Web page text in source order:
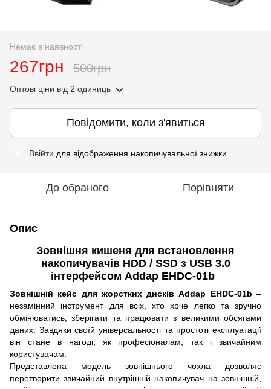
Немає в наявності
267грн 500грн
Оптові ціни від 2 одиниць
Повідомити, коли з'явиться
Ввійти для відображення накопичувальної знижки
До обраного Порівняти
Опис
Зовнішня кишеня для встановлення
накопичувачів HDD / SSD з USB 3.0
інтерфейсом Addap EHDC-01b
Зовнішній кейс для жорстких дисків Addap EHDC-01b –
незамінний інструмент для всіх, хто хоче легко та зручно
обмінюватись, зберігати та працювати з великими обсягами
даних. Завдяки своїй універсальності та простоті експлуатації
він стане в нагоді, як професіоналам, так і звичайним
користувачам.
Представлена модель зовнішнього чохла дозволяє
перетворити звичайний внутрішній накопичувач на зовнішній,